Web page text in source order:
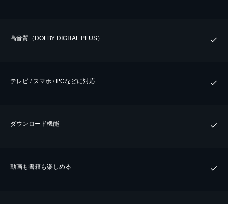
⾼⾳質（DOLBY DIGITAL PLUS）
テレビ / スマホ / PCなどに対応
ダウンロード機能
動画も書籍も楽しめる